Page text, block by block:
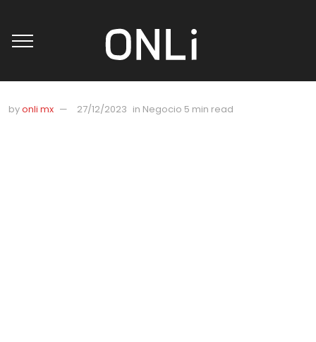
byonli mx 27/12/2023 in Negocio 5 min read